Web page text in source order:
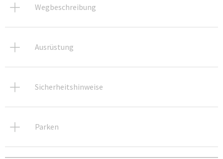
Wegbeschreibung
Ausrüstung
Sicherheitshinweise
Parken